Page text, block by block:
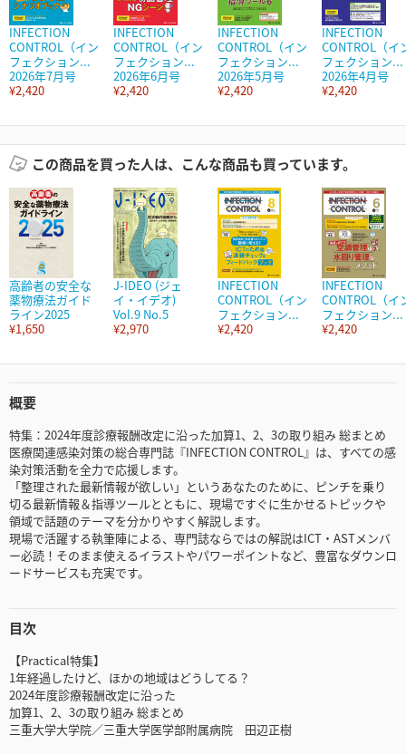
INFECTION
CONTROL（イン
フェクション...
2026年7月号
¥2,420
INFECTION
CONTROL（イン
フェクション...
2026年6月号
¥2,420
INFECTION
CONTROL（イン
フェクション...
2026年5月号
¥2,420
INFECTION
CONTROL（イ
フェクション...
2026年4月号
¥2,420
この商品を買った人は、こんな商品も買っています。
高齢者の安全な
薬物療法ガイド
ライン2025
¥1,650
J-IDEO (ジェ
イ・イデオ)
Vol.9 No.5
¥2,970
INFECTION
CONTROL（イン
フェクション...
¥2,420
INFECTION
CONTROL（イ
フェクション...
¥2,420
概要
特集：2024年度診療報酬改定に沿った加算1、2、3の取り組み 総まとめ
医療関連感染対策の総合専門誌『INFECTION CONTROL』は、すべての感
染対策活動を全力で応援します。
「整理された最新情報が欲しい」というあなたのために、ピンチを乗り
切る最新情報＆指導ツールとともに、現場ですぐに生かせるトピックや
領域で話題のテーマを分かりやすく解説します。
現場で活躍する執筆陣による、専門誌ならではの解説はICT・ASTメンバ
ー必読！そのまま使えるイラストやパワーポイントなど、豊富なダウンロ
ードサービスも充実です。
目次
【Practical特集】
1年経過したけど、ほかの地域はどうしてる？
2024年度診療報酬改定に沿った
加算1、2、3の取り組み 総まとめ
三重大学大学院／三重大学医学部附属病院 田辺正樹